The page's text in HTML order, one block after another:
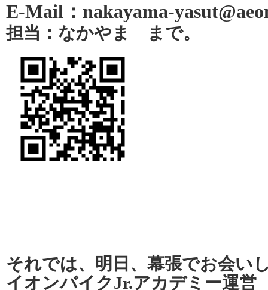
E-Mail：nakayama-
担当：なかやま まで。
それでは、明日、幕張でお会い
イオンバイクJr.アカデミー運営